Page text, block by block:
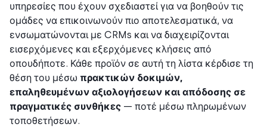
υπηρεσίες που έχουν σχεδιαστεί για να βοηθούν τις
ομάδες να επικοινωνούν πιο αποτελεσματικά, να
ενσωματώνονται με CRMs και να διαχειρίζονται
εισερχόμενες και εξερχόμενες κλήσεις από
οπουδήποτε. Κάθε προϊόν σε αυτή τη λίστα κέρδισε τη
θέση του μέσω πρακτικών δοκιμών,
επαληθευμένων αξιολογήσεων και απόδοσης σε
πραγματικές συνθήκες — ποτέ μέσω πληρωμένων
τοποθετήσεων.